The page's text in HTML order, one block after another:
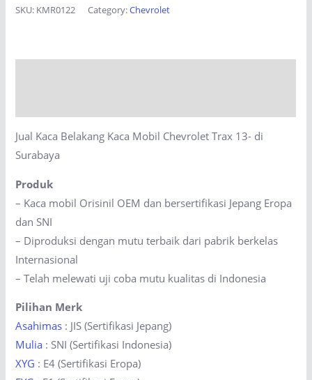
Belakang
di
Surabaya
quantity
SKU: KMR0122 Category:Chevrolet
Jual Kaca Belakang Kaca Mobil Chevrolet Trax 13- di
Surabaya
Produk
– Kaca mobil Orisinil OEM dan bersertifikasi Jepang Eropa
dan SNI
– Diproduksi dengan mutu terbaik dari pabrik berkelas
Internasional
– Telah melewati uji coba mutu kualitas di Indonesia
Pilihan Merk
Asahimas : JIS (Sertifikasi Jepang)
Mulia : SNI (Sertifikasi Indonesia)
XYG : E4 (Sertifikasi Eropa)